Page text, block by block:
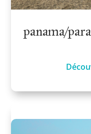
panama/